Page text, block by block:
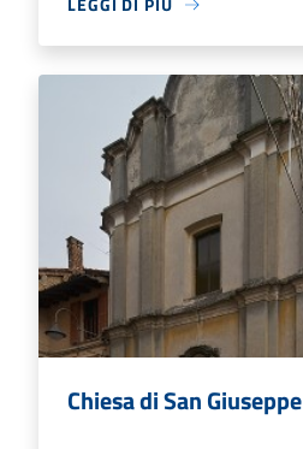
Chiesa di San Giuseppe